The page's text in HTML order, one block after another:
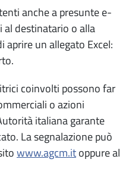
anche a presunte e-
al destinatario o alla
un allegato Excel:
coinvolti possono far
o azioni
italiana garante
La segnalazione può
www.agcm.itoppure al